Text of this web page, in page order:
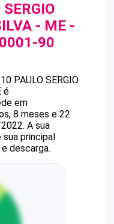
- ME -
90
PAULO SERGIO
é
em
8 meses e 22
A sua
sua principal
descarga.